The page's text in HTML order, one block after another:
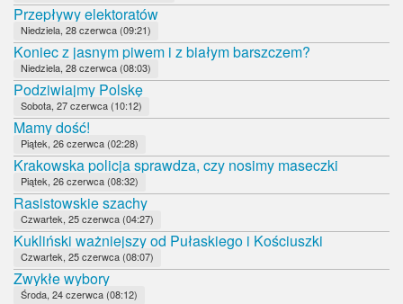
Przepływy elektoratów
Niedziela, 28 czerwca (09:21)
Koniec z jasnym piwem i z białym barszczem?
Niedziela, 28 czerwca (08:03)
Podziwiajmy Polskę
Sobota, 27 czerwca (10:12)
Mamy dość!
Piątek, 26 czerwca (02:28)
Krakowska policja sprawdza, czy nosimy maseczki
Piątek, 26 czerwca (08:32)
Rasistowskie szachy
Czwartek, 25 czerwca (04:27)
Kukliński ważniejszy od Pułaskiego i Kościuszki
Czwartek, 25 czerwca (08:07)
Zwykłe wybory
Środa, 24 czerwca (08:12)